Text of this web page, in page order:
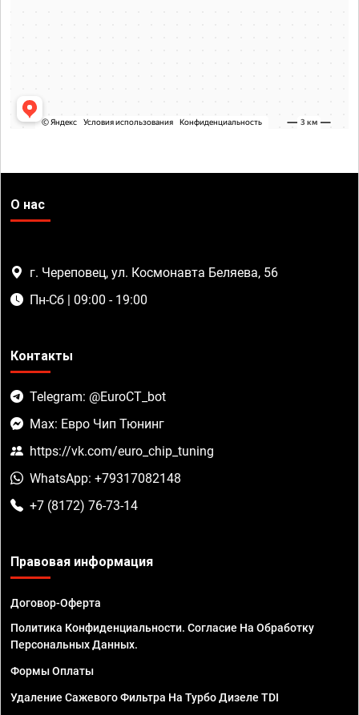
О нас
г. Череповец, ул. Космонавта Беляева, 56
Пн-Сб | 09:00 - 19:00
Контакты
Telegram: @EuroCT_bot
Max: Евро Чип Тюнинг
https://vk.com/euro_chip_tuning
WhatsApp: +79317082148
+7 (8172) 76-73-14
Правовая информация
Договор-Оферта
Политика Конфиденциальности. Согласие На Обработку
Персональных Данных.
Формы Оплаты
Удаление Сажевого Фильтра На Турбо Дизеле TDI